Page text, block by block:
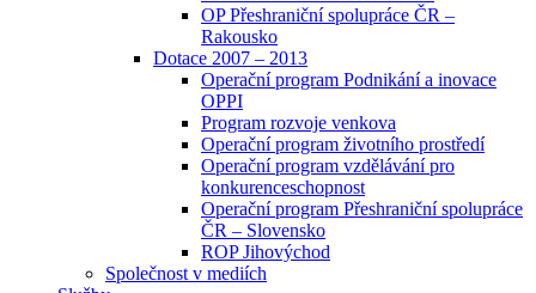
OP Přeshraniční spolupráce ČR –
Rakousko
Dotace 2007 – 2013
Operační program Podnikání a inovace
OPPI
Program rozvoje venkova
Operační program životního prostředí
Operační program vzdělávání pro
konkurenceschopnost
Operační program Přeshraniční spolupráce
ČR – Slovensko
ROP Jihovýchod
Společnost v mediích